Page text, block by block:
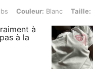
Blanc, Taille: 12Y
Couleur: Blanc Taille:
à
à la